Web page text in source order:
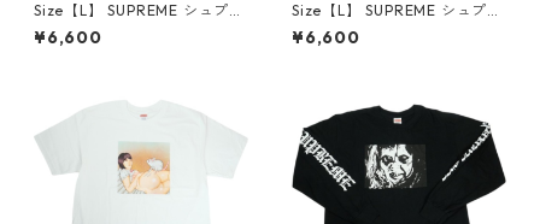
Size【L】 SUPREME シュプリ
ーム 24SS Melvins Bullhead
Tee Fluorescent Yellow Tシ
¥6,600
Size【L】 SUPREME シュプリ
ーム 25FW Dash Snow Tee R
ed Tシャツ 赤 【中古品-良
¥6,600